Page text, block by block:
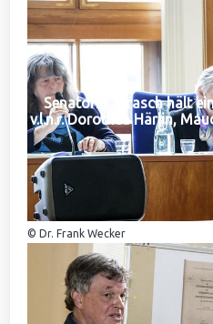
Senatorin Jarasch hält
v.l.n.r. Dorothea Härlin,
© Dr. Frank Wecker